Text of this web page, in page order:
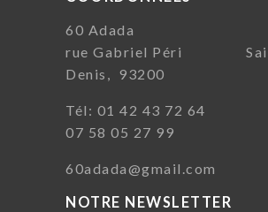
60 Adada
rue Gabriel Péri
Denis, 93200
Tél: 01 42 43 72
07 58 05 27 99
60adada@gmail.com
NOTRE NEWSLETTER